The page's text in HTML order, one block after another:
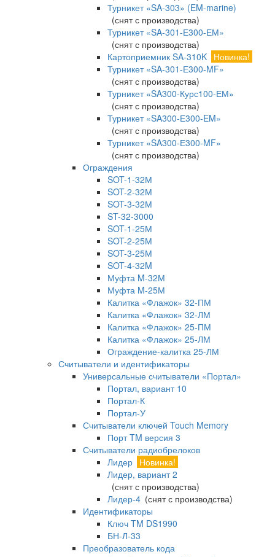
Турникет «SA-303» (EM-marine)
(снят с производства)
Турникет «SA-301-Е300-ЕМ»
(снят с производства)
Картоприемник SA-310K Новинка!
Турникет «SA-301-Е300-MF»
(снят с производства)
Турникет «SA300-Курс100-ЕМ»
(снят с производства)
Турникет «SA300-Е300-EM»
(снят с производства)
Турникет «SA300-Е300-MF»
(снят с производства)
Ограждения
SOT-1-32М
SOT-2-32М
SOT-3-32М
ST-32-3000
SOT-1-25М
SOT-2-25М
SOT-3-25М
SOT-4-32M
Муфта M-32М
Муфта M-25М
Калитка «Флажок» 32-ПМ
Калитка «Флажок» 32-ЛМ
Калитка «Флажок» 25-ПМ
Калитка «Флажок» 25-ЛМ
Ограждение-калитка 25-ЛМ
Считыватели и идентификаторы
Универсальные считыватели «Портал»
Портал, вариант 10
Портал-К
Портал-У
Считыватели ключей Touch Memory
Порт TM версия 3
Считыватели радиобрелоков
Лидер Новинка!
Лидер, вариант 2
(снят с производства)
Лидер-4 (снят с производства)
Идентификаторы
Ключ TM DS1990
БН-Л-33
Преобразователь кода